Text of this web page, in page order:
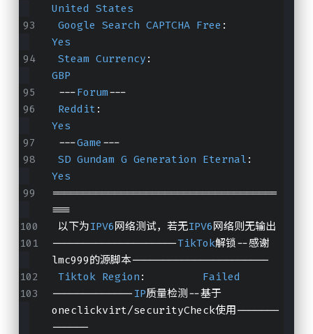
United States
Google Search CAPTCHA Free
Yes
Steam Currency
GBP
---Forum---
Reddit
Yes
---Game ---
SD Gundam G Generation Eternal
Yes
====================================
===
以下为IPV6网络测试，若无IPV6网络则无输出
--------------------TikTok解锁--感谢
lmc999的源脚本----------------------
Tiktok Region : Failed
------------- IP质量检测--基于
oneclickvirt/securityCheck使用-------
------